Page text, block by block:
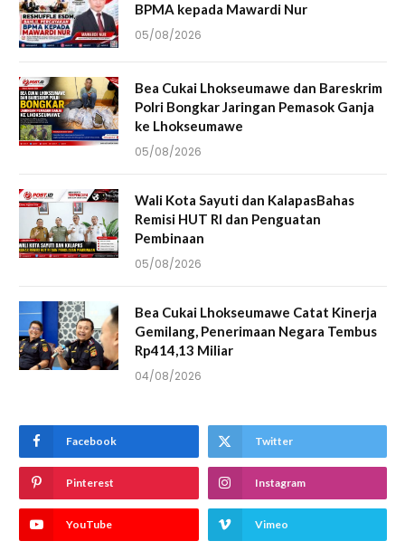
BPMA kepada Mawardi Nur
05/08/2026
Bea Cukai Lhokseumawe dan Bareskrim
Polri Bongkar Jaringan Pemasok Ganja
ke Lhokseumawe
05/08/2026
Wali Kota Sayuti dan KalapasBahas
Remisi HUT RI dan Penguatan
Pembinaan
05/08/2026
Bea Cukai Lhokseumawe Catat Kinerja
Gemilang, Penerimaan Negara Tembus
Rp414,13 Miliar
04/08/2026
Facebook Twitter
Pinterest Instagram
YouTube Vimeo